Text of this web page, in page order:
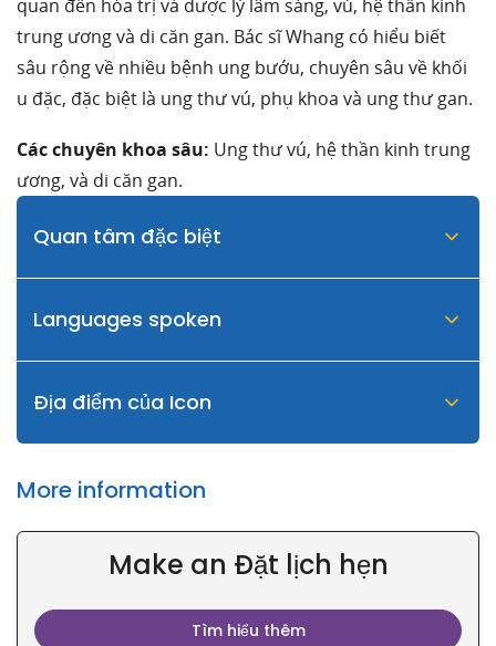
quan đến hóa trị và dược lý lâm sàng, vú, hệ thần kinh
trung ương và di căn gan. Bác sĩ Whang có hiểu biết
sâu rộng về nhiều bệnh ung bướu, chuyên sâu về khối
u đặc, đặc biệt là ung thư vú, phụ khoa và ung thư gan.
Các chuyên khoa sâu: Ung thư vú, hệ thần kinh trung
ương, và di căn gan.
Quan tâm đặc biệt
Languages spoken
Địa điểm của Icon
More information
Make an Đặt lịch hẹn
Tìm hiểu thêm